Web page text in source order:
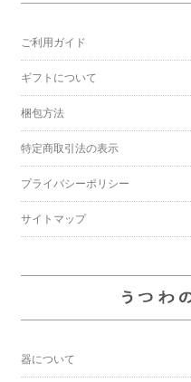
ご利用ガイド
ギフトについて
梱包方法
特定商取引法の表示
プライバシーポリシー
サイトマップ
器について